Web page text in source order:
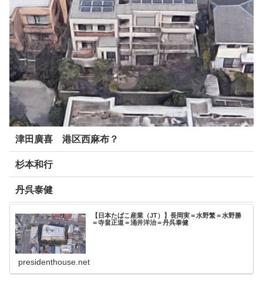
津田廣喜 港区西麻布？
杉本和行
丹呉泰健
【日本たばこ産業（JT）】長岡実＝水野繁＝水野勝
＝寺畠正道＝涌井洋治＝丹呉泰健
presidenthouse.net